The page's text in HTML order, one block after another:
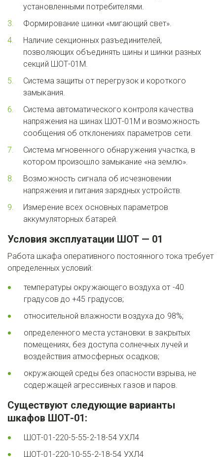
установленными потребителями.
Формирование шинки «мигающий свет».
Наличие секционных разъединителей,
позволяющих объединять шины и шинки разных
секций ШОТ-01М.
Система защиты от перегрузок и короткого
замыкания.
Система автоматического контроля качества
напряжения на шинах ШОТ-01М и возможность
сообщения об отклонениях параметров сети.
Система мгновенного обнаружения участка, в
котором произошло замыкание «на землю».
Возможность сигнала об исчезновении
напряжения и питания зарядных устройств.
Измерение всех основных параметров
аккумуляторных батарей.
Условия эксплуатации ШОТ — 01
Работа шкафа оперативного постоянного тока требует
определенных условий:
температуры окружающего воздуха от -40
градусов до +45 градусов;
относительной влажности воздуха до 98%;
определенного места установки: в закрытых
помещениях, без доступа солнечных лучей и
воздействия атмосферных осадков;
окружающей среды без опасности взрыва, не
содержащей агрессивных газов и паров.
Существуют следующие варианты
шкафов ШОТ-01:
ШОТ-01-220-5-55-2-18-54 УХЛ4
ШОТ-01-220-10-55-2-18-54 УХЛ4